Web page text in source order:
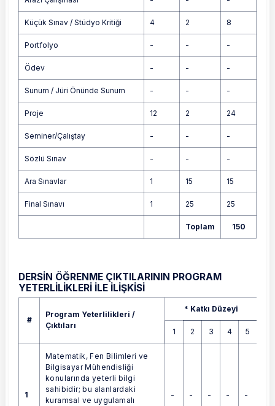
Küçük Sınav / Stüdyo Kritiği 4 2 8
Portfolyo - - -
Ödev - - -
Sunum / Jüri Önünde Sunum - - -
Proje 12 2 24
Seminer/Çalıştay - - -
Sözlü Sınav - - -
Ara Sınavlar 1 15 15
Final Sınavı 1 25 25
Toplam 150
DERSİN ÖĞRENME ÇIKTILARININ PROGRAM
YETERLİLİKLERİ İLE İLİŞKİSİ
#
Program Yeterlilikleri /
Çıktıları
* Katkı Düzeyi
1 2 3 4 5
1
Matematik, Fen Bilimleri ve
Bilgisayar Mühendisliği
konularında yeterli bilgi
sahibidir; bu alanlardaki
kuramsal ve uygulamalı
- - - - -